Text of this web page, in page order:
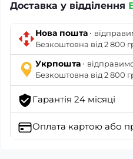
Доставка у відділення
Нова пошта ·
Безкоштовна від 2 800
Укрпошта ·
Безкоштовна від 2 800
Гарантія 24 місяці
Оплата картою або